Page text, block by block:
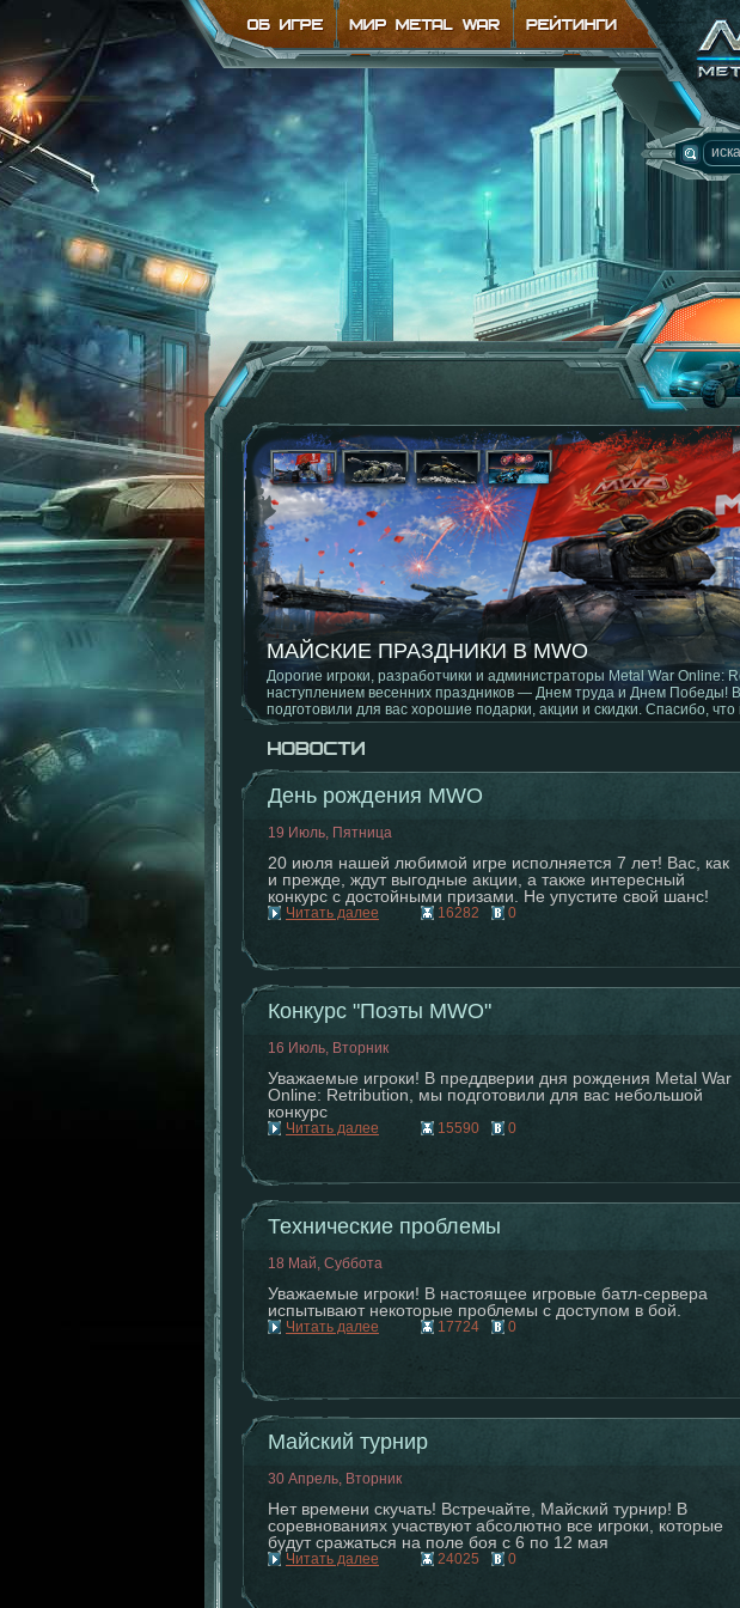
ОБНОВЛЕНИЕ 1.1.8.0
Новый режим, баланс на картах, исправления клиента
День рождения MWO
19 Июль, Пятница
20 июля нашей любимой игре исполняется 7 лет! Вас, как
и прежде, ждут выгодные акции, а также интересный
конкурс с достойными призами. Не упустите свой шанс!
Читать далее 16282 0
Конкурс "Поэты MWO"
16 Июль, Вторник
Уважаемые игроки! В преддверии дня рождения Metal War
Online: Retribution, мы подготовили для вас небольшой
конкурс
Читать далее 15590 0
Технические проблемы
18 Май, Суббота
Уважаемые игроки! В настоящее игровые батл-сервера
испытывают некоторые проблемы с доступом в бой.
Читать далее 17724 0
Майский турнир
30 Апрель, Вторник
Нет времени скучать! Встречайте, Майский турнир! В
соревнованиях участвуют абсолютно все игроки, которые
будут сражаться на поле боя с 6 по 12 мая
Читать далее 24025 0